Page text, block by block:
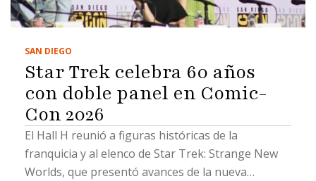
SAN DIEGO
Star Trek celebra 60 años
con doble panel en Comic-
Con 2026
El Hall H reunió a figuras históricas de la
franquicia y al elenco de Star Trek: Strange New
Worlds, que presentó avances de la nueva